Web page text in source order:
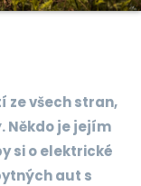
ze všech stran,
Někdo je jejím
si o elektrické
aut s